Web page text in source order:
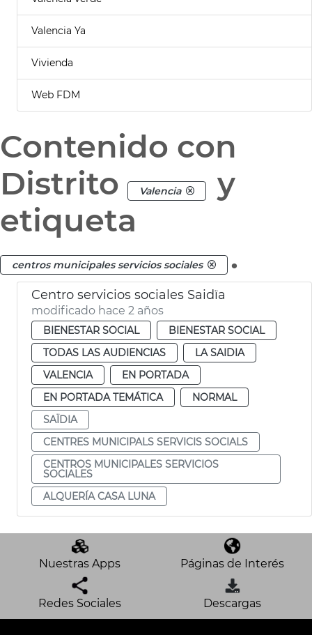
Valencia Ya
Vivienda
Web FDM
Contenido con
Distrito
Valencia
y
etiqueta
centros municipales servicios sociales .
Centro servicios sociales Saidïa
modificado hace 2 años
BIENESTAR SOCIAL
BIENESTAR SOCIAL
TODAS LAS AUDIENCIAS
LA SAIDIA
VALENCIA
EN PORTADA
EN PORTADA TEMÁTICA
NORMAL
SAÏDIA
CENTRES MUNICIPALS SERVICIS SOCIALS
CENTROS MUNICIPALES SERVICIOS
SOCIALES
ALQUERÍA CASA LUNA
Nuestras Apps Páginas de Interés
Redes Sociales Descargas